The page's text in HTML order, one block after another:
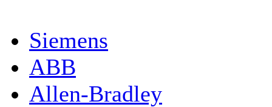
Siemens
ABB
Allen-Bradley